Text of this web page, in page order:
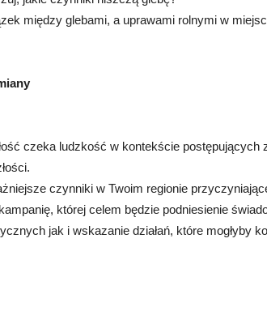
między glebami, a uprawami rolnymi w
czeka ludzkość w kontekście postępujących
czynniki w Twoim regionie
której celem będzie podniesienie
jak i wskazanie działań, które mogłyby